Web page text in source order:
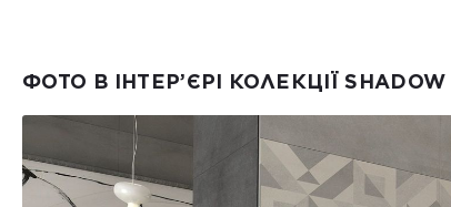
ФОТО В ІНТЕР’ЄРІ КОЛЕКЦІЇ SHADOW